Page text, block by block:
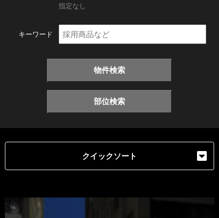
指定なし
キーワード
物件検索
部位検索
クイックソート